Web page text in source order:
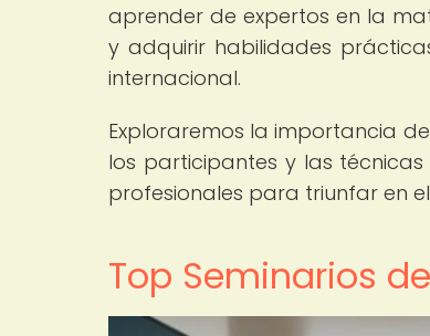
aprender de expertos en la
y adquirir habilidades
internacional.
Exploraremos la importancia
los participantes y las
profesionales para triunfar en
Top Seminarios